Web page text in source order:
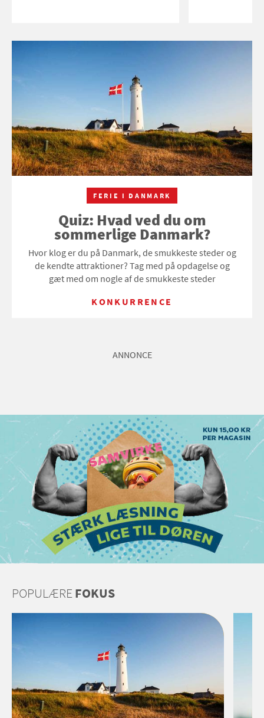
FERIE I DANMARK
Quiz: Hvad ved du om
sommerlige Danmark?
Hvor klog er du på Danmark, de smukkeste steder og
de kendte attraktioner? Tag med på opdagelse og
gæt med om nogle af de smukkeste steder
KONKURRENCE
ANNONCE
POPULÆREFOKUS